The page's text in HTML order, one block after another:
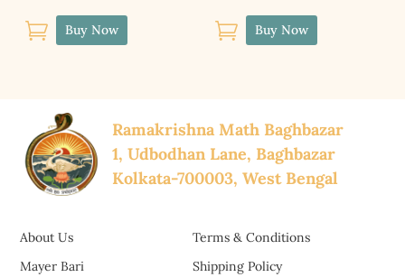
 Buy Now  Buy Now
Ramakrishna Math Baghbazar
1, Udbodhan Lane, Baghbazar
Kolkata-700003, West Bengal
About Us
Mayer Bari
Terms & Conditions
Shipping Policy